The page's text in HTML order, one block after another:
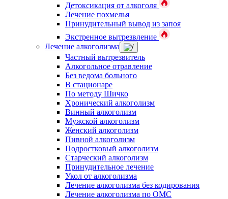
Детоксикация от алкоголя
Лечение похмелья
Принудительный вывод из запоя
Экстренное вытрезвление
Лечение алкоголизма
Частный вытрезвитель
Алкогольное отравление
Без ведома больного
В стационаре
По методу Шичко
Хронический алкоголизм
Винный алкоголизм
Мужской алкоголизм
Женский алкоголизм
Пивной алкоголизм
Подростковый алкоголизм
Старческий алкоголизм
Принудительное лечение
Укол от алкоголизма
Лечение алкоголизма без кодирования
Лечение алкоголизма по ОМС